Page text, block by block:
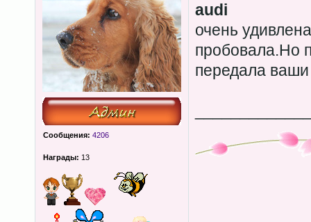
Сообщения: 4206
Награды: 13
audi
очень
пробовала.Но
передала